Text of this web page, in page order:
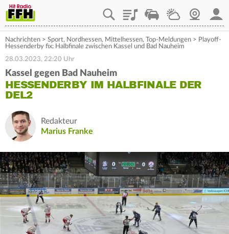
PlaylistStaupilotWetterWebcam
Nachrichten > Sport, Nordhessen, Mittelhessen, Top-Meldungen > Playoff-
Hessenderby fix: Halbfinale zwischen Kassel und Bad Nauheim
28.03.2023, 22:20 Uhr
Kassel gegen Bad Nauheim
HESSENDERBY IM HALBFINALE DER
DEL2
Redakteur
Marius Franke